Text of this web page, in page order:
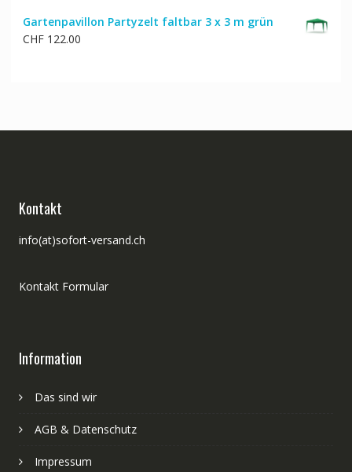
Gartenpavillon Partyzelt faltbar 3 x 3 m grün
CHF122.00
Kontakt
info(at)sofort-versand.ch
Kontakt Formular
Information
Das sind wir
AGB & Datenschutz
Impressum